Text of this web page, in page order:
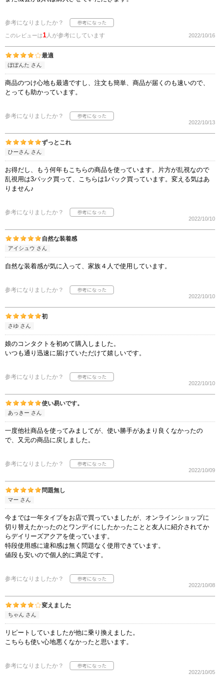
参考になりましたか？
このレビューは1人が参考にしています 2022/10/16
最適
ぽぽんた さん
商品のつけ心地も最適ですし、注文も簡単、商品が届くのも速いので、
とっても助かっています。
参考になりましたか？
2022/10/13
ずっとこれ
ひーさん さん
お得だし、もう何年もこちらの商品を使っています。片方が乱視なので
乱視用は3パック買って、こちらは1パック買っています。変える気はあ
りません♪
参考になりましたか？
2022/10/10
自然な装着感
アイシュウ さん
自然な装着感が気に入って、家族４人で使用しています。
参考になりましたか？
2022/10/10
初
さゆ さん
娘のコンタクトを初めて購入しました。
いつも通り迅速に届けていただけて嬉しいです。
参考になりましたか？
2022/10/10
使い易いです。
あっきー さん
一度他社商品を使ってみましてが、使い勝手があまり良くなかったの
で、又元の商品に戻しました。
参考になりましたか？
2022/10/09
問題無し
マー さん
今までは一年タイプをお店で買っていましたが、オンラインショップに
切り替えたかったのとワンデイにしたかったことと友人に紹介されてか
らデイリーズアクアを使っています。
特段使用感に違和感は無く問題なく使用できています。
値段も安いので個人的に満足です。
参考になりましたか？
2022/10/08
変えました
ちゃん さん
リピートしていましたが他に乗り換えました。
こちらも使い心地悪くなかったと思います。
参考になりましたか？
2022/10/05